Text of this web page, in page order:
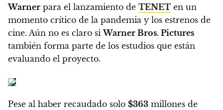
Warner para el lanzamiento de TENET en un
momento crítico de la pandemia y los estrenos de
cine. Aún no es claro siWarner Bros. Pictures
también forma parte de los estudios que están
evaluando el proyecto.
Pese al haber recaudado solo $363 millones de